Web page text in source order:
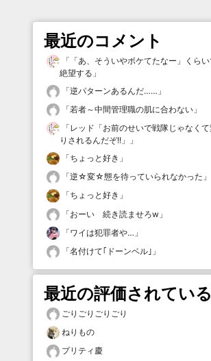
最近のコメント
「 「あ、そういやボケてたなー」くら
絶望する 」
「逆パターンあるんだ…… 」
「若者～中間管理職の肌に合わない 」
「レッド「お前のせいで戦隊じゃなく
りされるんだぞ!!」
」
「ちょっと好き 」
「逆☆変☆態を待っていられなかった 」
「ちょっと好き 」
「おーい 続き読ませろw 」
「ワイは犯罪者や… 」
「名付けて｢ドーンベル｣ 」
最近の評価されてい
ごりごりごりごり
ねりもの
プリティ慶